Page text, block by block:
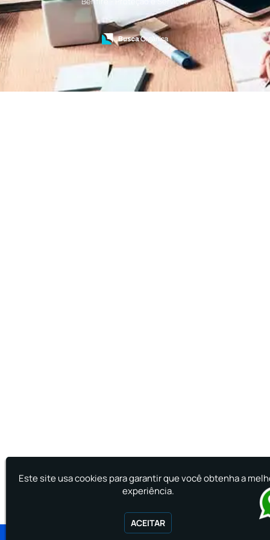
Treinamento de Bombeiros
Treinamento de Brigada
Treinamento de Brigada de Emergência
Treinamento de Brigada de Incêndio
Treinamento de Brigada de Incêndio Valor
Treinamento de Brigadista de Incêndio
Treinamento de Combate a Incêndio NR 23
Este site usa cookies para garantir que você obtenha a
experiência.
ACEITAR